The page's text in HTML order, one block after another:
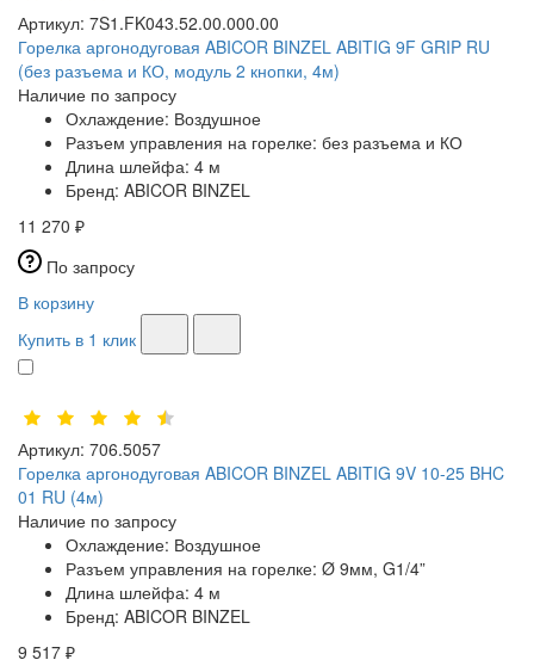
Артикул: 7S1.FK043.52.00.000.00
Горелка аргонодуговая ABICOR BINZEL ABITIG 9F GRIP RU
(без разъема и КО, модуль 2 кнопки, 4м)
Наличие по запросу
Охлаждение: Воздушное
Разъем управления на горелке: без разъема и КО
Длина шлейфа: 4 м
Бренд: ABICOR BINZEL
11 270 ₽
По запросу
В корзину
Купить в 1 клик
Артикул: 706.5057
Горелка аргонодуговая ABICOR BINZEL ABITIG 9V 10-25 BHC
01 RU (4м)
Наличие по запросу
Охлаждение: Воздушное
Разъем управления на горелке: Ø 9мм, G1/4”
Длина шлейфа: 4 м
Бренд: ABICOR BINZEL
9 517 ₽